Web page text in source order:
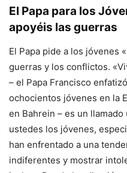
El Papa para los
apoyéis las guerras
El Papa pide a los jóvenes
guerras y los conflictos.
– el Papa Francisco
ochocientos jóvenes en la
en Bahrein – es un
ustedes los jóvenes,
han enfrentado a una
indiferentes y mostrar